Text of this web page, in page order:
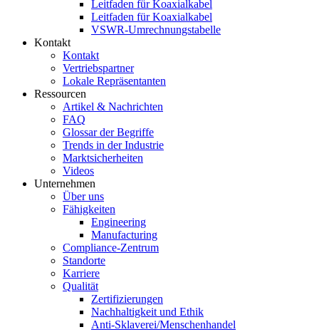
Leitfaden für Koaxialkabel
Leitfaden für Koaxialkabel
VSWR-Umrechnungstabelle
Kontakt
Kontakt
Vertriebspartner
Lokale Repräsentanten
Ressourcen
Artikel & Nachrichten
FAQ
Glossar der Begriffe
Trends in der Industrie
Marktsicherheiten
Videos
Unternehmen
Über uns
Fähigkeiten
Engineering
Manufacturing
Compliance-Zentrum
Standorte
Karriere
Qualität
Zertifizierungen
Nachhaltigkeit und Ethik
Anti-Sklaverei/Menschenhandel